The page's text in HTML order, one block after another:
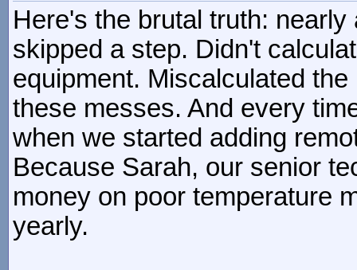
Here's the brutal truth:
skipped a step. Didn't
equipment. Miscalculated
these messes. And every
when we started adding
Because Sarah, our senior
money on poor temperature
yearly.